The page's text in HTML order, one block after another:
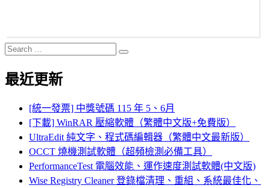
Search
for:
Search
最近更新
[統一發票] 中獎號碼 115 年 5、6月
[下載] WinRAR 壓縮軟體（繁體中文版+免費版）
UltraEdit 純文字、程式碼編輯器（繁體中文最新版）
OCCT 燒機測試軟體（超頻檢測必備工具）
PerformanceTest 電腦效能、運作速度測試軟體(中文版)
Wise Registry Cleaner 登錄檔清理、重組、系統最佳化、